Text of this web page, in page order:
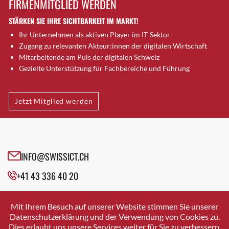
Brugg AG
Brütten
Bubendorf
Bubikon
Buchs (SG)
Bäretswil
Bülach
Cazis
Crissier
Davos Platz
Dierikon
Dietikon
FIRMENMITGLIED WERDEN
STÄRKEN SIE IHRE SICHTBARKEIT IM MARKT!
Ihr Unternehmen als aktiven Player im IT-Sektor
Zugang zu relevanten Akteur:innen der digitalen Wirtschaft
Mitarbeitende am Puls der digitalen Schweiz
Gezielte Unterstützung für Fachbereiche und Führung
Jetzt Mitglied werden
INFO@SWISSICT.CH
+41 43 336 40 20
SWISSICT
VULKANSTRASSE 120
8048 ZURICH
Mit Ihrem Besuch auf unserer Website stimmen Sie unserer
Datenschutzerklärung und der Verwendung von Cookies zu.
Dies erlaubt uns unsere Services weiter für Sie zu verbessern.